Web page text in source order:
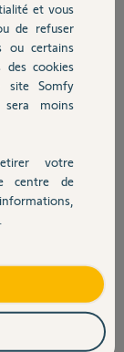
de ces stores ?
et vous
de refuser
ou certains
des cookies
site Somfy
sera moins
votre
centre de